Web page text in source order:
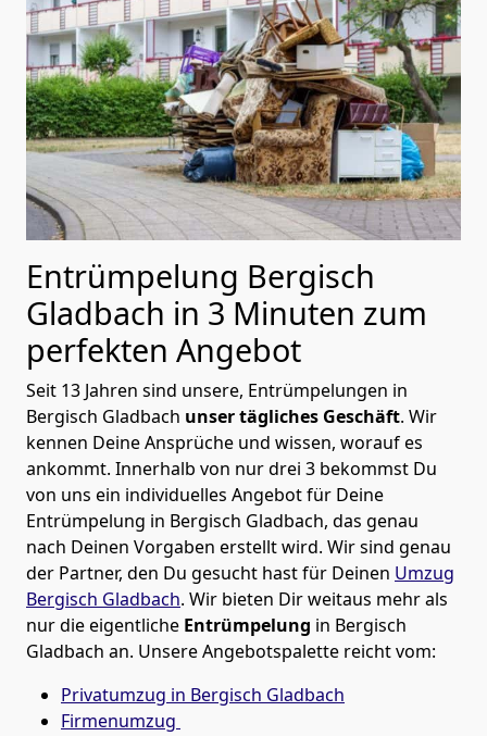
Entrümpelung Bergisch
Gladbach in 3 Minuten zum
perfekten Angebot
Seit 13 Jahren sind unsere, Entrümpelungen in
Bergisch Gladbach unser tägliches Geschäft. Wir
kennen Deine Ansprüche und wissen, worauf es
ankommt. Innerhalb von nur drei 3 bekommst Du
von uns ein individuelles Angebot für Deine
Entrümpelung in Bergisch Gladbach, das genau
nach Deinen Vorgaben erstellt wird. Wir sind genau
der Partner, den Du gesucht hast für Deinen Umzug
Bergisch Gladbach. Wir bieten Dir weitaus mehr als
nur die eigentliche Entrümpelung in Bergisch
Gladbach an. Unsere Angebotspalette reicht vom:
Privatumzug in Bergisch Gladbach
Firmenumzug